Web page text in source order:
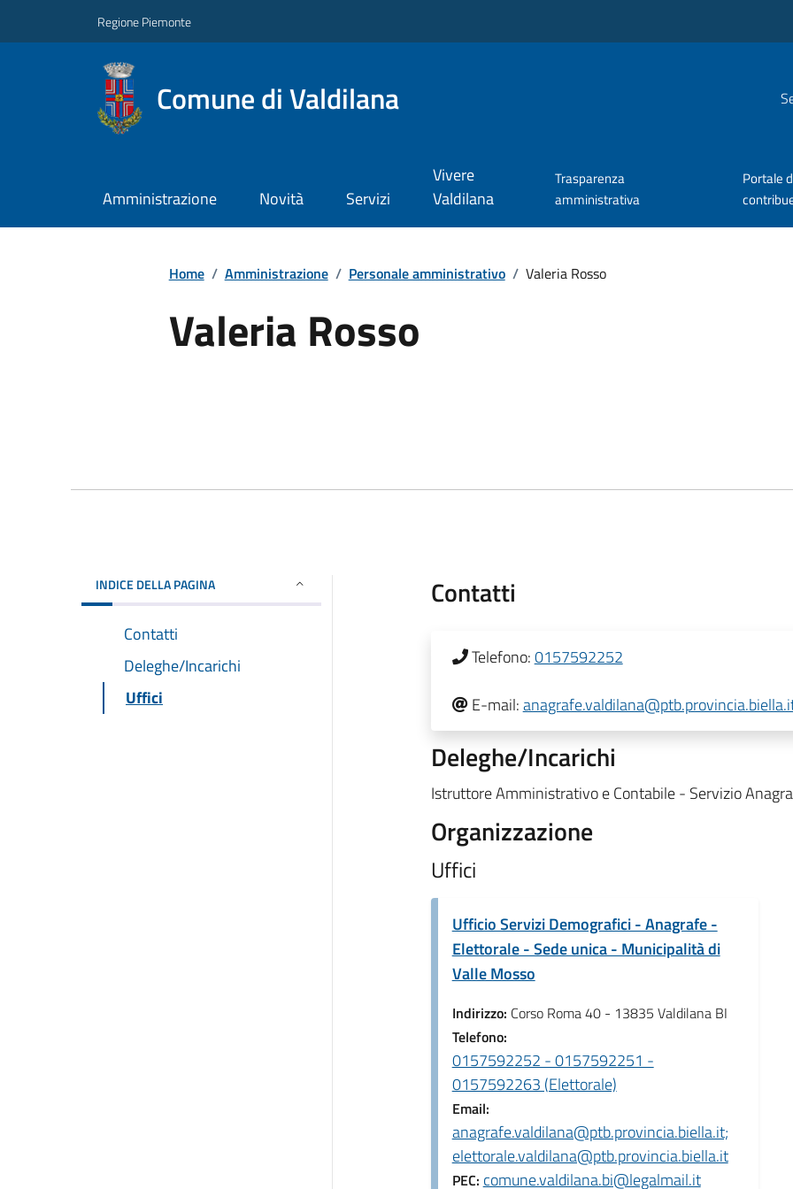
Regione Piemonte
Comune di Valdilana
Amministrazione Novità Servizi
Vivere
Valdilana
Trasparenza
amministrativa
Portale
Home / Amministrazione / Personale amministrativo / Valeria Rosso
Valeria Rosso
INDICE DELLA PAGINA
Contatti
Deleghe/Incarichi
Uffici
Contatti
Telefono:0157592252
E-mail:
Deleghe/Incarichi
Istruttore Amministrativo e Contabile - Servizio
Organizzazione
Uffici
Ufficio Servizi Demografici - Anagrafe -
Elettorale - Sede unica - Municipalità di
Valle Mosso
Indirizzo: Corso Roma 40 - 13835 Valdilana BI
Telefono:
0157592252 - 0157592251 -
0157592263 (Elettorale)
Email:
anagrafe.valdilana@ptb.provincia.biella.it;
elettorale.valdilana@ptb.provincia.biella.it
PEC: comune.valdilana.bi@legalmail.it